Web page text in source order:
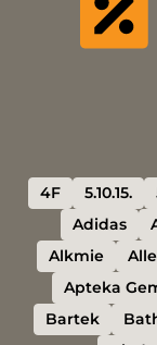
4F 5.10.15.
Adidas
Alkmie
Apteka
Bartek